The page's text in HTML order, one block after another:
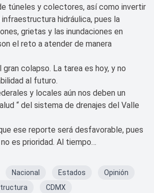
túneles y colectores, así como invertir
hidráulica, pues la
grietas y las inundaciones en
el reto a atender de manera
gran colapso. La tarea es hoy, y no
al futuro.
y locales aún nos deben un
“ del sistema de drenajes del Valle
ese reporte será desfavorable, pues
es prioridad. Al tiempo…
Nacional Estados
Opinión
CDMX